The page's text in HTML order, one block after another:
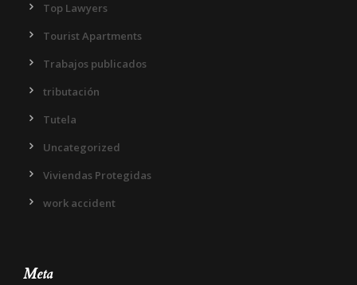
Top Lawyers
Tourist Apartments
Trabajos publicados
tributación
Tutela
Uncategorized
Viviendas Protegidas
work accident
Meta